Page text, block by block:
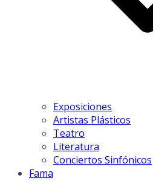
Exposiciones
Artistas Plásticos
Teatro
Literatura
Conciertos Sinfónicos
Fama